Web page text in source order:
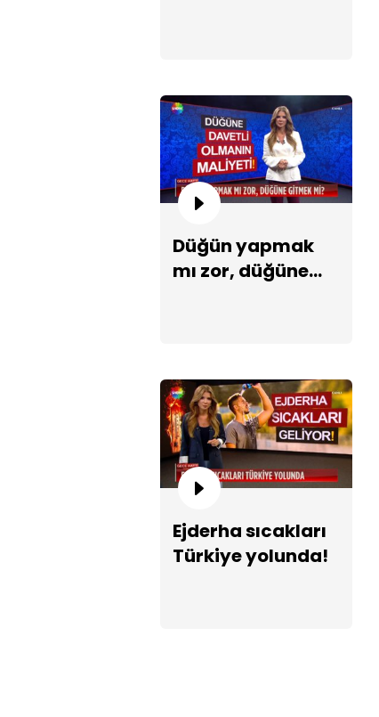
Düğün yapmak
mı zor, düğüne
Ejderha sıcakları
Türkiye yolunda!